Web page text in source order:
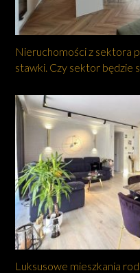
Nieruchomości z sektora
stawki. Czy sektor będzie
Luksusowe mieszkania